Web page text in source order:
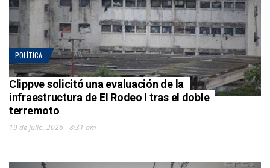
POLÍTICA
Clippve solicitó una evaluación de la
infraestructura de El Rodeo I tras el doble
terremoto
19 de julio, 2026 - 8:31 am